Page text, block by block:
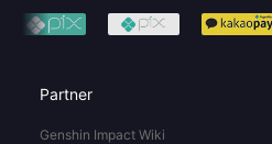
Partner
Genshin Impact Wiki